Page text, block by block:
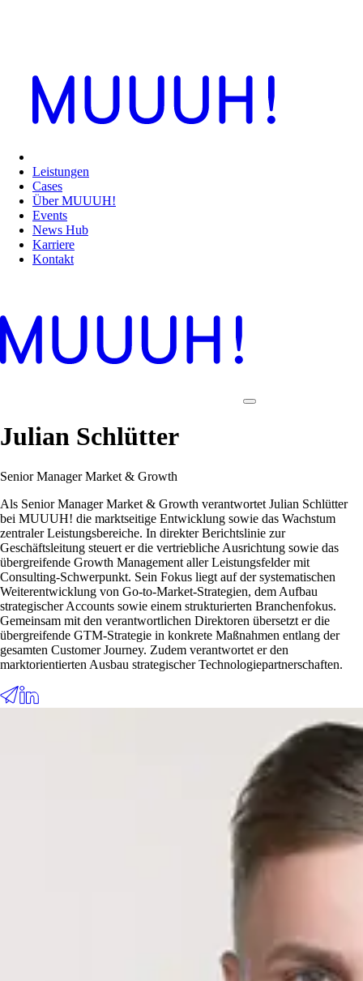
Leistungen
Cases
Über MUUUH!
Events
News Hub
Karriere
Kontakt
Julian Schlütter
Senior Manager Market & Growth
Als Senior Manager Market & Growth verantwortet Julian Schlütter
bei MUUUH! die marktseitige Entwicklung sowie das Wachstum
zentraler Leistungsbereiche. In direkter Berichtslinie zur
Geschäftsleitung steuert er die vertriebliche Ausrichtung sowie das
übergreifende Growth Management aller Leistungsfelder mit
Consulting-Schwerpunkt. Sein Fokus liegt auf der systematischen
Weiterentwicklung von Go-to-Market-Strategien, dem Aufbau
strategischer Accounts sowie einem strukturierten Branchenfokus.
Gemeinsam mit den verantwortlichen Direktoren übersetzt er die
übergreifende GTM-Strategie in konkrete Maßnahmen entlang der
gesamten Customer Journey. Zudem verantwortet er den
marktorientierten Ausbau strategischer Technologiepartnerschaften.